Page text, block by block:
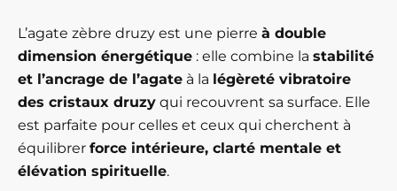
L’agate zèbre druzy est une pierre à double
dimension énergétique : elle combine la stabilité
et l’ancrage de l’agate à la légèreté vibratoire
des cristaux druzy qui recouvrent sa surface. Elle
est parfaite pour celles et ceux qui cherchent à
équilibrer force intérieure, clarté mentale et
élévation spirituelle.